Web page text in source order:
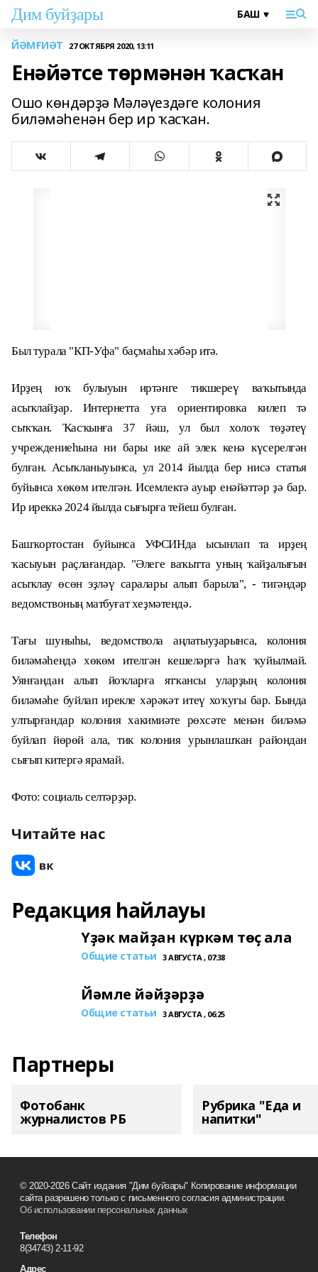
Дим буйҙары
ЙӘМҒИӘТ 27 ОКТЯБРЯ 2020, 13:11
Енәйәтсе төрмәнән ҡасҡан
Ошо көндәрҙә Мәләүездәге колония
биләмәһенән бер ир ҡасҡан.
Был турала "КП-Уфа" баҫмаһы хәбәр итә.
Ирҙең юҡ булыуын иртәнге тикшереү ваҡытында
асыҡлайҙар. Интернетта уға ориентировка килеп тә
сыҡҡан. Ҡасҡынға 37 йәш, ул был холоҡ төҙәтеү
учреждениеһына ни бары ике ай элек кенә күсерелгән
булған. Асыҡланыуынса, ул 2014 йылда бер нисә статья
буйынса хөкөм ителгән. Исемлектә ауыр енәйәттәр ҙә бар.
Ир иреккә 2024 йылда сығырға тейеш булған.
Башҡортостан буйынса УФСИНда ысынлап та ирҙең
ҡасыуын раҫлағандар. "Әлеге ваҡытта уның ҡайҙалығын
асыҡлау өсөн эҙләү саралары алып барыла", - тигәндәр
ведомствоның матбуғат хеҙмәтендә.
Тағы шуныһы, ведомствола аңлатыуҙарынса, колония
биләмәһендә хөкөм ителгән кешеләргә һаҡ ҡуйылмай.
Уянғандан алып йоҡларға ятҡансы уларҙың колония
биләмәһе буйлап ирекле хәрәкәт итеү хоҡуғы бар. Бында
ултырғандар колония хакимиәте рөхсәте менән биләмә
буйлап йөрөй ала, тик колония урынлашҡан райондан
сығып китергә ярамай.
Фото: социаль селтәрҙәр.
Читайте нас
Редакция һайлауы
Үҙәк майҙан күркәм төҫ ала
Общие статьи 3 АВГУСТА , 07:38
Йәмле йәйҙәрҙә
Общие статьи 3 АВГУСТА , 06:25
Партнеры
Фотобанк
журналистов РБ
Рубрика "Еда и
напитки"
© 2020-2026 Сайт издания "Дим буйзары" Копирование информации
сайта разрешено только с письменного согласия администрации.
Об использовании персональных данных
Телефон
8(34743) 2-11-92
Адрес